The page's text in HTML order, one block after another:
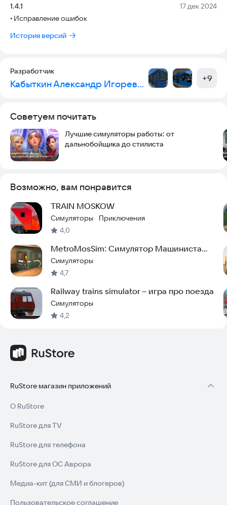
Версия:
1.4.1 Дата:
17 дек 2024
• Исправление ошибок
История версий
Разработчик
Кабыткин Александр Игоревич +9
Советуем почитать
Лучшие симуляторы работы: от
дальнобойщика до стилиста
Возможно, вам понравится
TRAIN MOSKOW
Симуляторы · Приключения
4,0
MetroMosSim: Симулятор Машиниста
Московского метро
Симуляторы
4,7
Railway trains simulator – игра про поезда
Симуляторы
4,2
RuStore магазин приложений
О RuStore
RuStore для TV
RuStore для телефона
RuStore для ОС Аврора
Медиа-кит (для СМИ и блогеров)
Пользовательское соглашение